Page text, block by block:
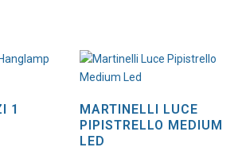
1
MARTINELLI LUCE
PIPISTRELLO MEDIUM
LED